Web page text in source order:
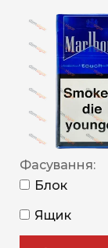
Фасування:
Блок
Ящик